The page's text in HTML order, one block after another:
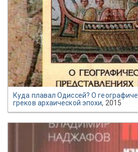
Куда плавал Одиссей? О
греков архаической эпохи, 2015